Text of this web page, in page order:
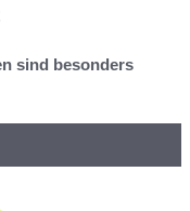
sind besonders